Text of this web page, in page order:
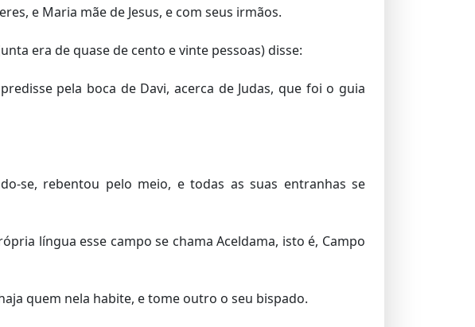
e Maria mãe de Jesus, e com seus irmãos.
era de quase de cento e vinte pessoas) disse:
pela boca de Davi, acerca de Judas, que foi o guia
se, rebentou pelo meio, e todas as suas entranhas se
língua esse campo se chama Aceldama, isto é, Campo
quem nela habite, e tome outro o seu bispado.